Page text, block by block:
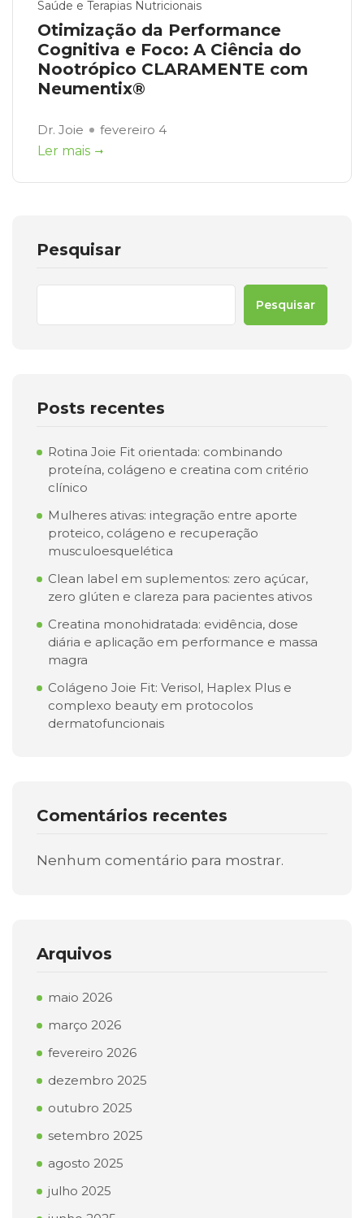
Saúde e Terapias Nutricionais
Otimização da Performance
Cognitiva e Foco: A Ciência do
Nootrópico CLARAMENTE com
Neumentix®
Dr. Joie
fevereiro 4
Ler mais
Pesquisar
Pesquisar
Posts recentes
Rotina Joie Fit orientada: combinando
proteína, colágeno e creatina com critério
clínico
Mulheres ativas: integração entre aporte
proteico, colágeno e recuperação
musculoesquelética
Clean label em suplementos: zero açúcar,
zero glúten e clareza para pacientes ativos
Creatina monohidratada: evidência, dose
diária e aplicação em performance e massa
magra
Colágeno Joie Fit: Verisol, Haplex Plus e
complexo beauty em protocolos
dermatofuncionais
Comentários recentes
Nenhum comentário para mostrar.
Arquivos
maio 2026
março 2026
fevereiro 2026
dezembro 2025
outubro 2025
setembro 2025
agosto 2025
julho 2025